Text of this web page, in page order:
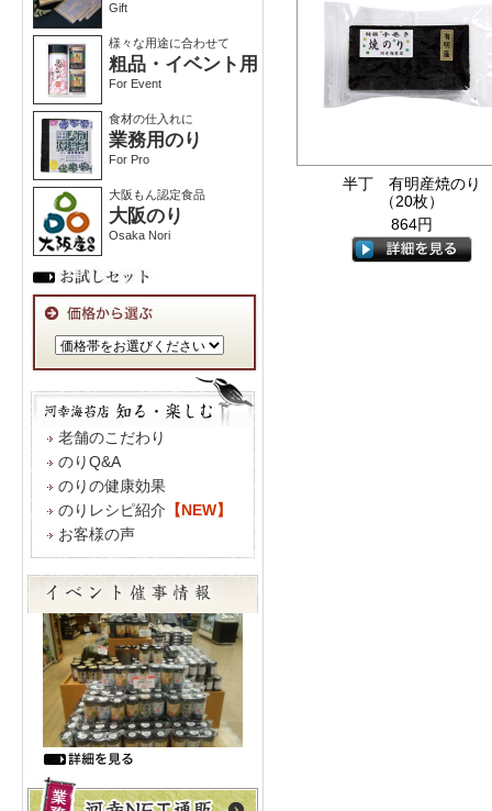
Gift
様々な用途に合わせて
粗品・イベント用
For Event
食材の仕入れに
業務用のり
For Pro
大阪もん認定食品
大阪のり
Osaka Nori
老舗のこだわり
のりQ&A
のりの健康効果
のりレシピ紹介 【NEW】
お客様の声
半丁 有明産焼のり
（20枚）
864円